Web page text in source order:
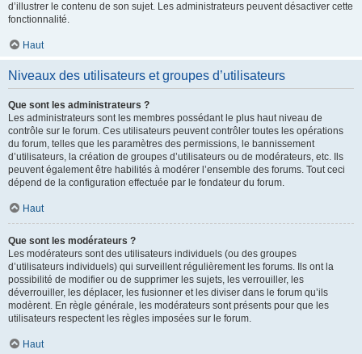
d’illustrer le contenu de son sujet. Les administrateurs peuvent désactiver cette
fonctionnalité.
Haut
Niveaux des utilisateurs et groupes d’utilisateurs
Que sont les administrateurs ?
Les administrateurs sont les membres possédant le plus haut niveau de
contrôle sur le forum. Ces utilisateurs peuvent contrôler toutes les opérations
du forum, telles que les paramètres des permissions, le bannissement
d’utilisateurs, la création de groupes d’utilisateurs ou de modérateurs, etc. Ils
peuvent également être habilités à modérer l’ensemble des forums. Tout ceci
dépend de la configuration effectuée par le fondateur du forum.
Haut
Que sont les modérateurs ?
Les modérateurs sont des utilisateurs individuels (ou des groupes
d’utilisateurs individuels) qui surveillent régulièrement les forums. Ils ont la
possibilité de modifier ou de supprimer les sujets, les verrouiller, les
déverrouiller, les déplacer, les fusionner et les diviser dans le forum qu’ils
modèrent. En règle générale, les modérateurs sont présents pour que les
utilisateurs respectent les règles imposées sur le forum.
Haut